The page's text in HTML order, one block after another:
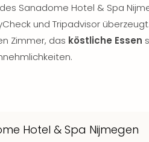
Sanadome Hotel & Spa
und Tripadvisor
Zimmer, das köstliche Essen
Hotel & Spa Nijmegen